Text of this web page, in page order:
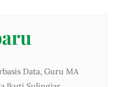
Data, Guru MA